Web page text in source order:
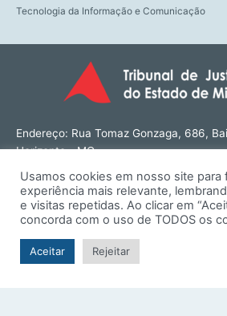
Tecnologia da Informação e Comunicação
Endereço: Rua Tomaz Gonzaga, 686,
Horizonte - MG
Tel: (31) 3274-1566
Contato: ouvidoria@tjmmg.jus.br
Funcionamento: Segunda a Sexta, das
Usamos cookies em nosso site para
experiência mais relevante,
e visitas repetidas. Ao clicar em
concorda com o uso de TODOS os
Aceitar Rejeitar